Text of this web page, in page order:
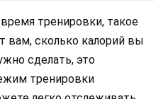
тренировки, такое
вам, сколько калорий вы
сделать, это
тренировки